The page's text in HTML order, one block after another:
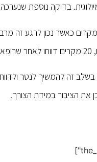
בדיקה נוספת
לרגע זה דווחו 56 מקרים כאשר
זה להמשיך לנטר
את הציבור במידת הצורך.